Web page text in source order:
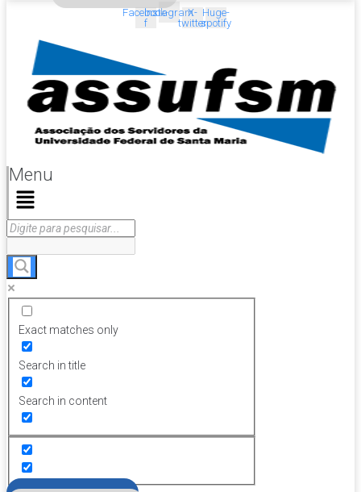
Facebook-
f
InstagramX-
twitter
Huge-
spotify
Menu
Exact matches only
Search in title
Search in content